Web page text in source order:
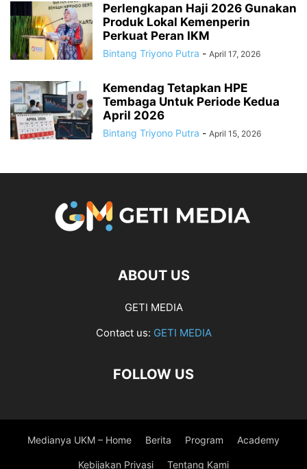
Perlengkapan Haji 2026 Gunakan
Produk Lokal Kemenperin
Perkuat Peran IKM
Bintang Triyono Putra - April 17, 2026
Kemendag Tetapkan HPE
Tembaga Untuk Periode Kedua
April 2026
Bintang Triyono Putra - April 15, 2026
ABOUT US
GETI MEDIA
Contact us: GETI MEDIA
FOLLOW US
Medianya UKM – Home Berita Program Academy
Kebijakan Privasi Tentang Kami